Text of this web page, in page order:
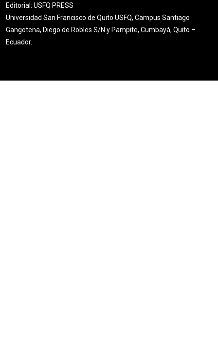
Editorial: USFQ PRESS
Universidad San Francisco de Quito USFQ, Campus Santiago
Gangotena, Diego de Robles S/N y Pampite, Cumbayá, Quito –
Ecuador.